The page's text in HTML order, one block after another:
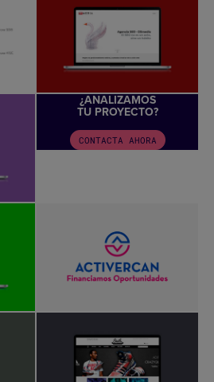
¿ANALIZAMOS
TU PROYECTO?
CONTACTA AHORA